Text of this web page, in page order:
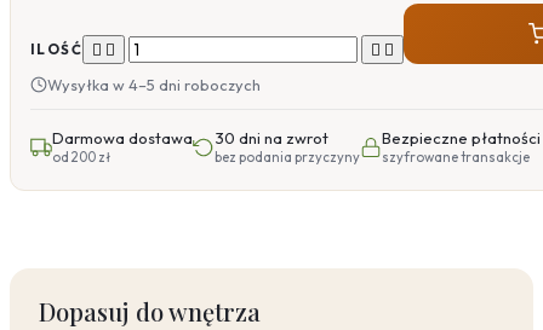
ILOŚĆ    
Wysyłka w 4–5 dni roboczych
Darmowa dostawa
od 200 zł
30 dni na zwrot
bez podania przyczyny
Bezpieczne płatności
szyfrowane transakcje
Dopasuj do wnętrza